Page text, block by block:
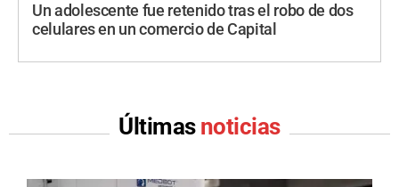
Un adolescente fue retenido tras el robo de dos
celulares en un comercio de Capital
Últimas noticias